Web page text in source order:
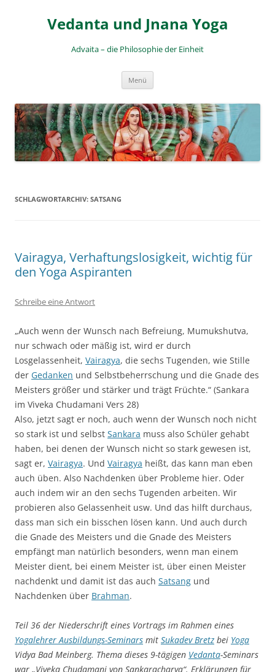
springenVedanta und Jnana Yoga
Advaita – die Philosophie der Einheit
Menü
SCHLAGWORTARCHIV: SATSANG
Vairagya, Verhaftungslosigkeit, wichtig für
den Yoga Aspiranten
Schreibe eine Antwort
„Auch wenn der Wunsch nach Befreiung, Mumukshutva,
nur schwach oder mäßig ist, wird er durch
Losgelassenheit, Vairagya, die sechs Tugenden, wie Stille
der Gedanken und Selbstbeherrschung und die Gnade des
Meisters größer und stärker und trägt Früchte.“ (Sankara
im Viveka Chudamani Vers 28)
Also, jetzt sagt er noch, auch wenn der Wunsch noch nicht
so stark ist und selbst Sankara muss also Schüler gehabt
haben, bei denen der Wunsch nicht so stark gewesen ist,
sagt er, Vairagya. Und Vairagya heißt, das kann man eben
auch üben. Also Nachdenken über Probleme hier. Oder
auch indem wir an den sechs Tugenden arbeiten. Wir
probieren also Gelassenheit usw. Und das hilft durchaus,
dass man sich ein bisschen lösen kann. Und auch durch
die Gnade des Meisters und die Gnade des Meisters
empfängt man natürlich besonders, wenn man einem
Meister dient, bei einem Meister ist, über einen Meister
nachdenkt und damit ist das auch Satsang und
Nachdenken über Brahman.
Teil 36 der Niederschrift eines Vortrags im Rahmen eines
Yogalehrer Ausbildungs-Seminars mit Sukadev Bretz bei Yoga
Vidya Bad Meinberg. Thema dieses 9-tägigen Vedanta-Seminars
war „Viveka Chudamani von Sankaracharya“. Erklärungen für